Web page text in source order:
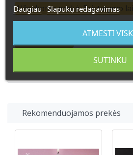
Užsakoma prekė. Pristatymo
Rekomenduojamos prekės
Daugiau Slapukų redagavimas
ATMESTI
SUTINKU